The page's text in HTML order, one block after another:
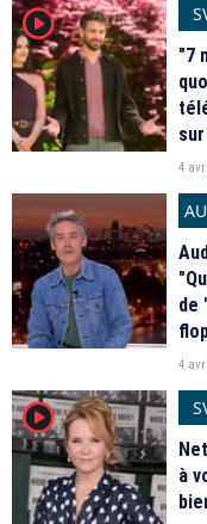
player2
"7
4
de
4
player2
à